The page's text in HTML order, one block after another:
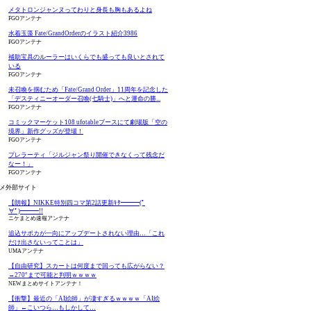
メタトロンジャンヌってわりと身長も胸もあるよね
FGOアンテナ
水着玉藻 Fate/GrandOrderのイラスト紹介3986
FGOアンテナ
補助宝具のルーラーはいくらでも盛っても良いとされて
いる
FGOアンテナ
未召喚を掴むため「Fate/Grand Order」11周年を記念した
「デスティニーオーダー召喚(七騎士)」へと運命の勝...
FGOアンテナ
コミックマーケット108 ufotableブースにて劇場版「空の
境界」新作グッズが登場！
FGOアンテナ
プレラーティ「ジルジャン祭り開催できなくって残念だ
なー！」
FGOアンテナ
外部サイト
【朗報】NIKKE特別四コマ第2話更新ｷﾀ━━━(ﾟ
∀ﾟ)━━━!!
ニケまとめ速報アンテナ
追込サポカが一向にアップデートされない理由…「これ
だけ出さないってことは」
UMAアンテナ
【自由研究】スカートは何度まで回っても広がらない？
→270°まで可能と判明ｗｗｗｗ
NEWまとめサイトアンテナ！
【衝撃】最近の「AI絵師」が凄すぎるｗｗｗｗ「AI絵
師」←こいつら…もしかして…